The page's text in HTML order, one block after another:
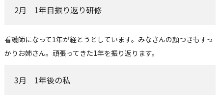
2月 1年目振り返り研修
看護師になって1年が経とうとしています。みなさんの顔つきもすっ
かりお姉さん。頑張ってきた1年を振り返ります。
3月 1年後の私